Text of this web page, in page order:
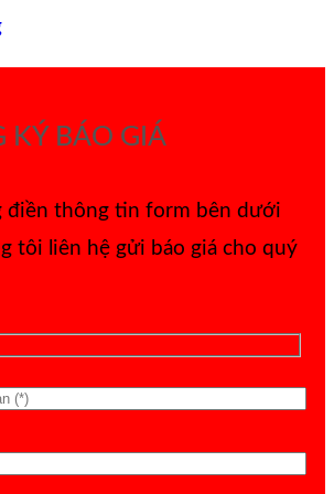
KÝ BÁO GIÁ
điền thông tin form bên dưới
tôi liên hệ gửi báo giá cho quý